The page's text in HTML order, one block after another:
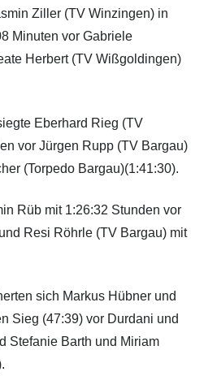
Ziller (TV Winzingen) in
Minuten vor Gabriele
Herbert (TV Wißgoldingen)
Eberhard Rieg (TV
vor Jürgen Rupp (TV Bargau)
(Torpedo Bargau)(1:41:30).
Rüb mit 1:26:32 Stunden vor
Resi Röhrle (TV Bargau) mit
sich Markus Hübner und
Sieg (47:39) vor Durdani und
Stefanie Barth und Miriam